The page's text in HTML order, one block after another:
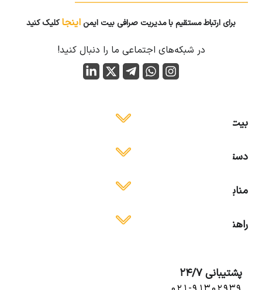
برای ارتباط مستقیم با مدیریت صرافی بیت ایمن اینجاکلیک کنید
در شبکه‌های اجتماعی ما را دنبال کنید!
بیت ایمن
دسترسی آسان
منابع آموزشی
راهنمای استفاده
پشتیبانی 24/7